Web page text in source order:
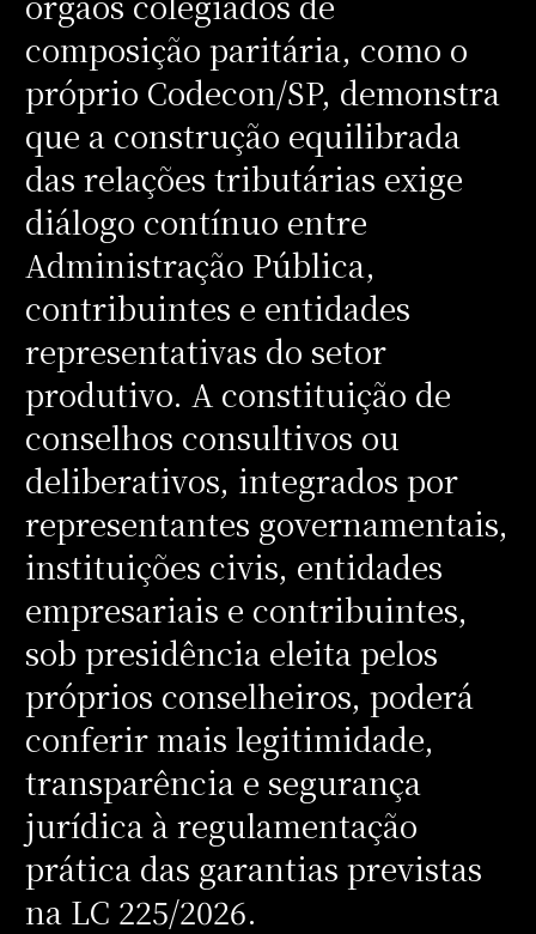
composição paritária, como o
próprio Codecon/SP, demonstra
que a construção equilibrada
das relações tributárias exige
diálogo contínuo entre
Administração Pública,
contribuintes e entidades
representativas do setor
produtivo. A constituição de
conselhos consultivos ou
deliberativos, integrados por
representantes governamentais,
instituições civis, entidades
empresariais e contribuintes,
sob presidência eleita pelos
próprios conselheiros, poderá
conferir mais legitimidade,
transparência e segurança
jurídica à regulamentação
prática das garantias previstas
na LC 225/2026.